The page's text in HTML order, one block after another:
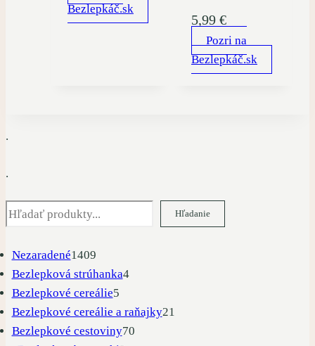
Bezlepkáč.sk
5,99 €
Pozri na
Bezlepkáč.sk
.
.
Hľadať Hľadanie
Nezaradené14091409
produktov
Bezlepková strúhanka44
Bezlepkové cereálie55
produktov
Bezlepkové cereálie a raňajky21
Bezlepkové cestoviny7070